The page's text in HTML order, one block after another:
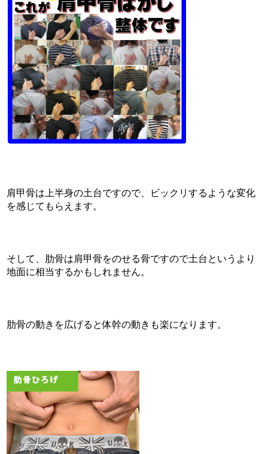
肩甲骨は上半身の土台ですので、ビックリするような変化
を感じてもらえます。
そして、肋骨は肩甲骨をのせる骨ですので土台というより
地面に相当するかもしれません。
肋骨の動きを広げると体幹の動きも楽になります。